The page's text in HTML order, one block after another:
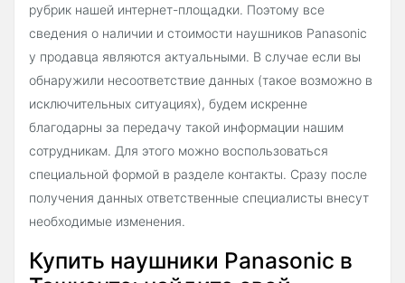
рубрик нашей интернет-площадки. Поэтому все
сведения о наличии и стоимости наушников Panasonic
у продавца являются актуальными. В случае если вы
обнаружили несоответствие данных (такое возможно в
исключительных ситуациях), будем искренне
благодарны за передачу такой информации нашим
сотрудникам. Для этого можно воспользоваться
специальной формой в разделе контакты. Сразу после
получения данных ответственные специалисты внесут
необходимые изменения.
Купить наушники Panasonic в